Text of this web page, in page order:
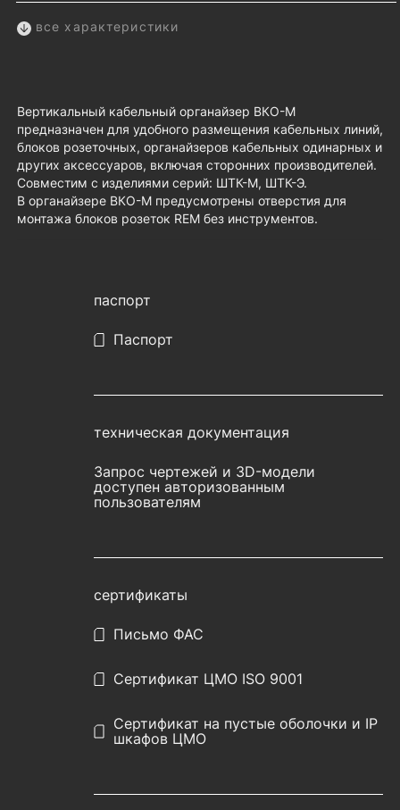
все характеристики
Вертикальный кабельный органайзер ВКО-М
предназначен для удобного размещения кабельных линий,
блоков розеточных, органайзеров кабельных одинарных и
других аксессуаров, включая сторонних производителей.
Совместим с изделиями серий: ШТК-М, ШТК-Э.
В органайзере ВКО-М предусмотрены отверстия для
монтажа блоков розеток REM без инструментов.
паспорт
Паспорт
техническая документация
Запрос чертежей и 3D-модели
доступен авторизованным
пользователям
сертификаты
Письмо ФАС
Сертификат ЦМО ISO 9001
Сертификат на пустые оболочки и IP
шкафов ЦМО